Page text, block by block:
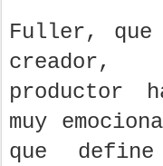
Fuller, que
creador,
productor
muy
que